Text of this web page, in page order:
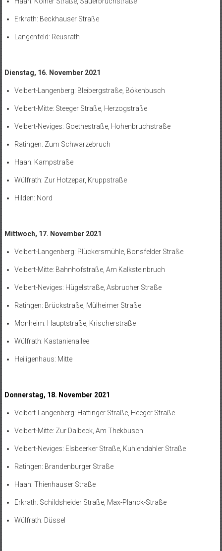
Erkrath: Beckhauser Straße
Langenfeld: Reusrath
Dienstag, 16. November 2021
Velbert-Langenberg: Bleibergstraße, Bökenbusch
Velbert-Mitte: Steeger Straße, Herzogstraße
Velbert-Neviges: Goethestraße, Hohenbruchstraße
Ratingen: Zum Schwarzebruch
Haan: Kampstraße
Wülfrath: Zur Hotzepar, Kruppstraße
Hilden: Nord
Mittwoch, 17. November 2021
Velbert-Langenberg: Plückersmühle, Bonsfelder Straße
Velbert-Mitte: Bahnhofstraße, Am Kalksteinbruch
Velbert-Neviges: Hügelstraße, Asbrucher Straße
Ratingen: Brückstraße, Mülheimer Straße
Monheim: Hauptstraße, Krischerstraße
Wülfrath: Kastanienallee
Heiligenhaus: Mitte
Donnerstag, 18. November 2021
Velbert-Langenberg: Hattinger Straße, Heeger Straße
Velbert-Mitte: Zur Dalbeck, Am Thekbusch
Velbert-Neviges: Elsbeerker Straße, Kuhlendahler Straße
Ratingen: Brandenburger Straße
Haan: Thienhauser Straße
Erkrath: Schildsheider Straße, Max-Planck-Straße
Wülfrath: Düssel